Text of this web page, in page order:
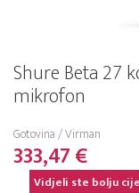
Shure Beta 27
mikrofon
Gotovina / Virman
333,47 €
Vidjeli ste bolju